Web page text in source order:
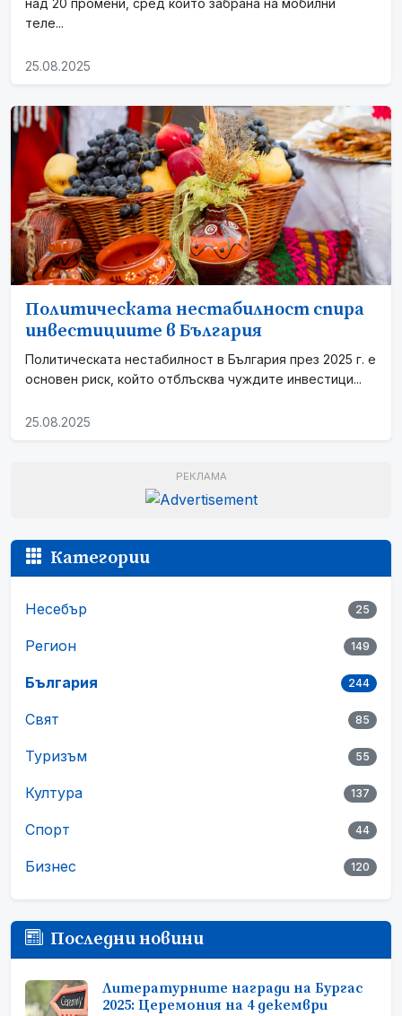
теле...
25.08.2025
Политическата нестабилност спира
инвестициите в България
Политическата нестабилност в България през 2025 г. е
основен риск, който отблъсква чуждите инвестици...
25.08.2025
РЕКЛАМА
Категории
Несебър 25
Регион 149
България 244
Свят 85
Туризъм 55
Култура 137
Спорт 44
Бизнес 120
Последни новини
Литературните награди на Бургас
2025: Церемония на 4 декември